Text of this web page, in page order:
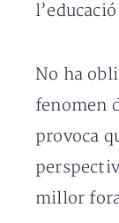
No ha
fenomen
provoca
millor